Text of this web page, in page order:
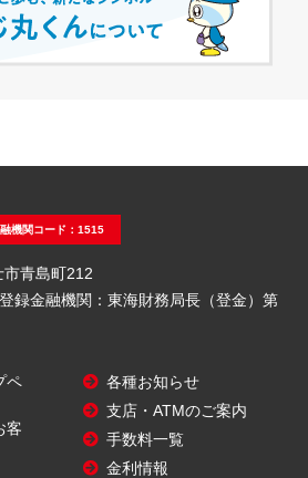
機関コード：1515
青島町212
録金融機関：東海財務局長（登金）第
ペ
客
各種お知らせ
支店・ATMのご案内
手数料一覧
金利情報